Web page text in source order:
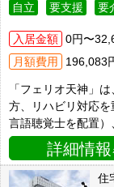
自立 要支援 要
入居金額 0円〜
月額費用
196,083
「フェリオ天神」
方、リハビリ対応を
言語聴覚士を配置）
詳細情報
住